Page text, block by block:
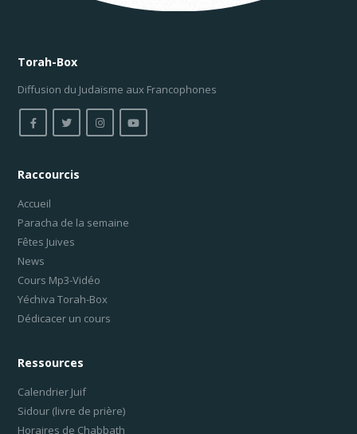
Torah-Box
Diffusion du Judaïsme aux Francophones
Raccourcis
Accueil
Paracha de la semaine
Fêtes Juives
News
Cours Mp3-Vidéo
Yéchiva Torah-Box
Dédicacer un cours
Ressources
Calendrier Juif
Sidour (livre de prière)
Horaires de Chabbath